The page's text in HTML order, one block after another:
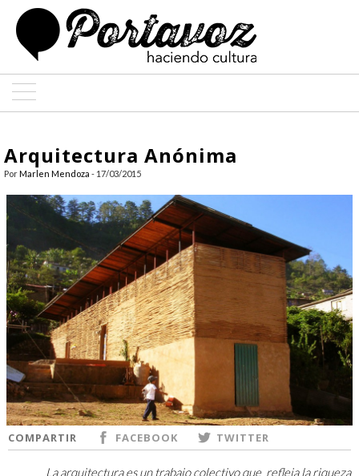
ARQUITECTURA
DISEÑO
ENTREVISTAS
COLABORADORES
Arquitectura Anónima
PorMarlen Mendoza - 17/03/2015
COMPARTIR FACEBOOK TWITTER
La arquitectura es un trabajo colectivo que refleja la riqueza